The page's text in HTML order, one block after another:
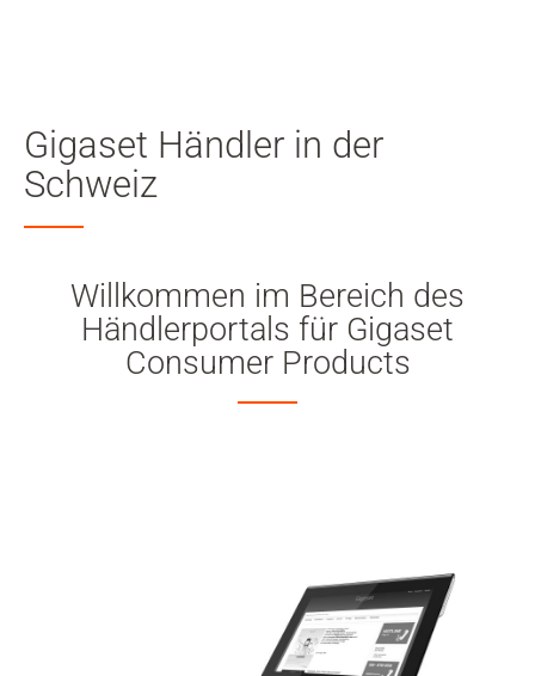
Zur Suche springen
Gigaset Händler in der
Schweiz
Willkommen im Bereich des
Händlerportals für Gigaset
Consumer Products